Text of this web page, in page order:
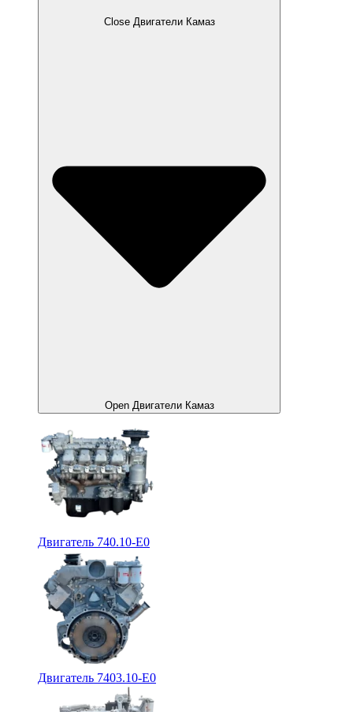
Close Двигатели Камаз
Open Двигатели Камаз
Двигатель 740.10-E0
Двигатель 7403.10-E0